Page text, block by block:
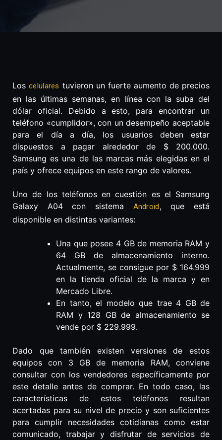
Loscelulares tuvieron un fuerte aumento de precios
en las últimas semanas, en línea con la suba del
dólar oficial. Debido a esto, para encontrar un
teléfono «cumplidor», con un desempeño aceptable
para el día a día, los usuarios deben estar
dispuestos a pagar alrededor de $ 200.000.
Samsung es una de las marcas más elegidas en el
país y ofrece equipos en este rango de valores.
Uno de los teléfonos en cuestión es el Samsung
Galaxy A04 con sistema Android, que está
disponible en distintas variantes:
Una que posee 4 GB de memoria RAM y
64 GB de almacenamiento interno.
Actualmente, se consigue por $ 164.999
en la tienda oficial de la marca y en
Mercado Libre.
En tanto, el modelo que trae 4 GB de
RAM y 128 GB de almacenamiento se
vende por $ 229.999.
Dado que también existen versiones de estos
equipos con 3 GB de memoria RAM, conviene
consultar con los vendedores específicamente por
este detalle antes de comprar. En todo caso, las
características de estos teléfonos resultan
acertadas para su nivel de precio y son suficientes
para cumplir necesidades cotidianas como estar
comunicado, trabajar y disfrutar de servicios de